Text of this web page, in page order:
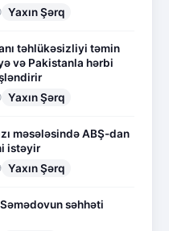
Yaxın Şərq
təhlükəsizliyi təmin
və Pakistanla hərbi
Yaxın Şərq
məsələsində ABŞ-dan
istəyir
Yaxın Şərq
səhhəti